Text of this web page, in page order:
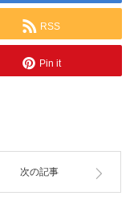
RSS
Pin it
次の記事